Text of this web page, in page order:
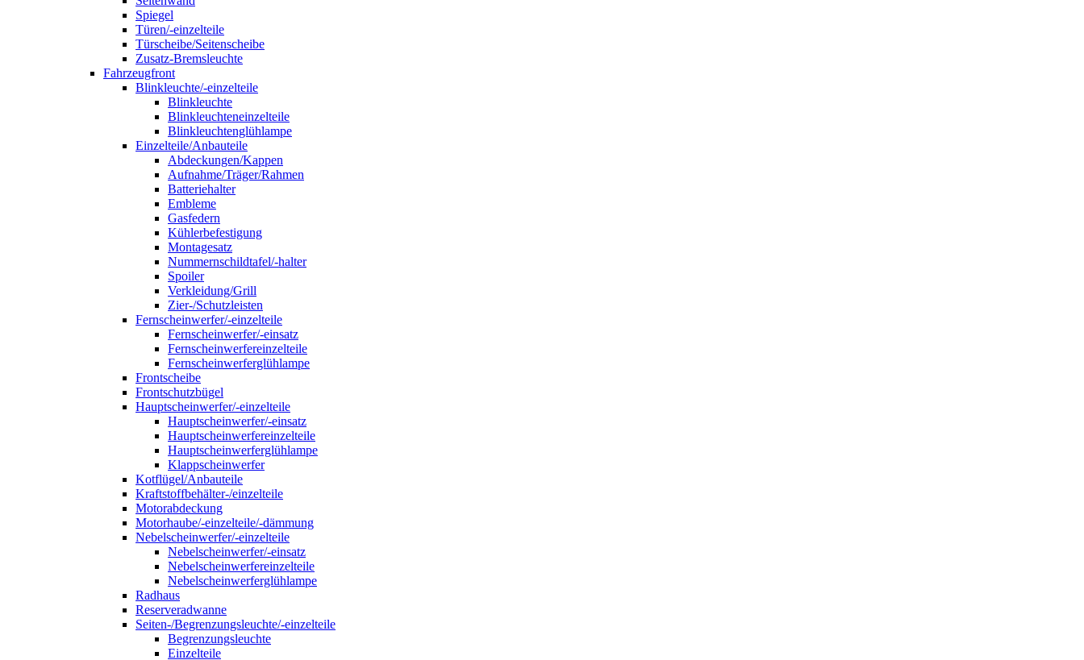
Spiegel
Türen/-einzelteile
Türscheibe/Seitenscheibe
Zusatz-Bremsleuchte
Fahrzeugfront
Blinkleuchte/-einzelteile
Blinkleuchte
Blinkleuchteneinzelteile
Blinkleuchtenglühlampe
Einzelteile/Anbauteile
Abdeckungen/Kappen
Aufnahme/Träger/Rahmen
Batteriehalter
Embleme
Gasfedern
Kühlerbefestigung
Montagesatz
Nummernschildtafel/-halter
Spoiler
Verkleidung/Grill
Zier-/Schutzleisten
Fernscheinwerfer/-einzelteile
Fernscheinwerfer/-einsatz
Fernscheinwerfereinzelteile
Fernscheinwerferglühlampe
Frontscheibe
Frontschutzbügel
Hauptscheinwerfer/-einzelteile
Hauptscheinwerfer/-einsatz
Hauptscheinwerfereinzelteile
Hauptscheinwerferglühlampe
Klappscheinwerfer
Kotflügel/Anbauteile
Kraftstoffbehälter-/einzelteile
Motorabdeckung
Motorhaube/-einzelteile/-dämmung
Nebelscheinwerfer/-einzelteile
Nebelscheinwerfer/-einsatz
Nebelscheinwerfereinzelteile
Nebelscheinwerferglühlampe
Radhaus
Reserveradwanne
Seiten-/Begrenzungsleuchte/-einzelteile
Begrenzungsleuchte
Einzelteile